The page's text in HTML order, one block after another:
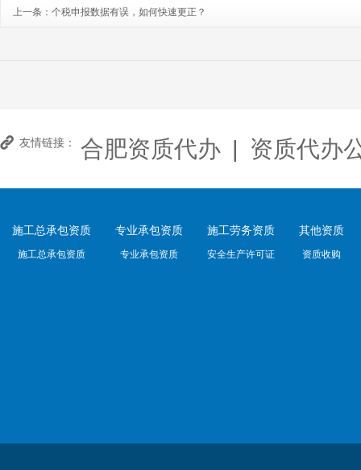
上一条： 个税申报数据有误，如何快速更正？
友情链接： 合肥资质代办 | 资质代办
施工总承包资质
施工总承包资质
专业承包资质
专业承包资质
施工劳务资质
安全生产许可证
其他资质
资质收购